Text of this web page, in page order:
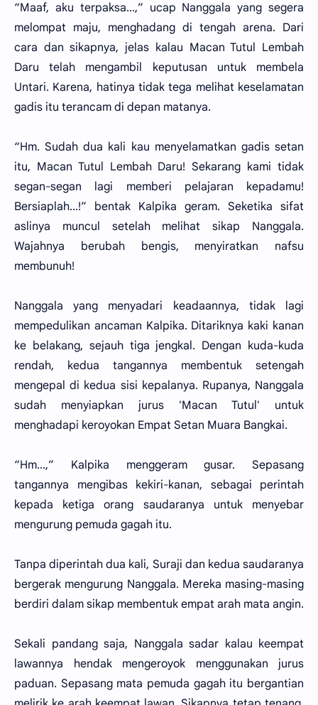
“Maaf, aku terpaksa...,” ucap Nanggala yang segera
melompat maju, menghadang di tengah arena. Dari
cara dan sikapnya, jelas kalau Macan Tutul Lembah
Daru telah mengambil keputusan untuk membela
Untari. Karena, hatinya tidak tega melihat keselamatan
gadis itu terancam di depan matanya.
“Hm. Sudah dua kali kau menyelamatkan gadis setan
itu, Macan Tutul Lembah Daru! Sekarang kami tidak
segan-segan lagi memberi pelajaran kepadamu!
Bersiaplah...!” bentak Kalpika geram. Seketika sifat
aslinya muncul setelah melihat sikap Nanggala.
Wajahnya berubah bengis, menyiratkan nafsu
membunuh!
Nanggala yang menyadari keadaannya, tidak lagi
mempedulikan ancaman Kalpika. Ditariknya kaki kanan
ke belakang, sejauh tiga jengkal. Dengan kuda-kuda
rendah, kedua tangannya membentuk setengah
mengepal di kedua sisi kepalanya. Rupanya, Nanggala
sudah menyiapkan jurus 'Macan Tutul' untuk
menghadapi keroyokan Empat Setan Muara Bangkai.
“Hm...,” Kalpika menggeram gusar. Sepasang
tangannya mengibas kekiri-kanan, sebagai perintah
kepada ketiga orang saudaranya untuk menyebar
mengurung pemuda gagah itu.
Tanpa diperintah dua kali, Suraji dan kedua saudaranya
bergerak mengurung Nanggala. Mereka masing-masing
berdiri dalam sikap membentuk empat arah mata angin.
Sekali pandang saja, Nanggala sadar kalau keempat
lawannya hendak mengeroyok menggunakan jurus
paduan. Sepasang mata pemuda gagah itu bergantian